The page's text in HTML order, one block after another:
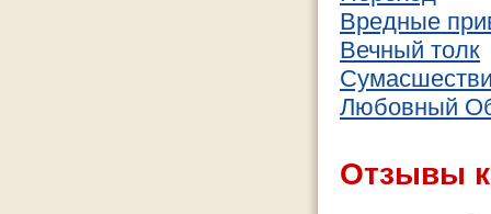
Вредные
Вечный толк
Любовный
Отзывы